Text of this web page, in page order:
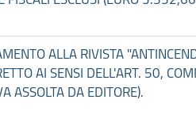
ALLA RIVISTA
AI SENSI DELL'ART. 50,
DA EDITORE).